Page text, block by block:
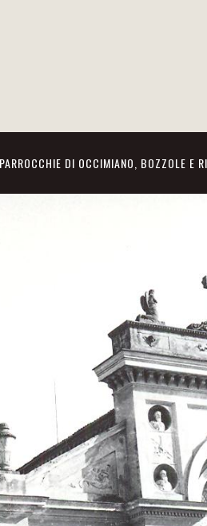
PARROCCHIE DI OCCIMIANO, BOZZOLE E